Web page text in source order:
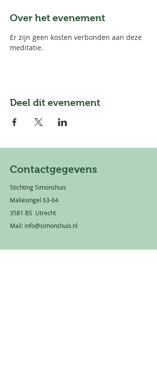
Over het evenement
Er zijn geen kosten verbonden aan deze
meditatie.
Deel dit evenement
Contactgegevens
Stichting Simonshuis
Maliesingel 63-64
3581 BS Utrecht
Mail: info@simonshuis.nl